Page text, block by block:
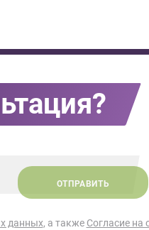
ОТПРАВИТЬ
данных, а также Согласие на